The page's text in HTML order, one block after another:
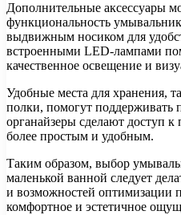
Дополнительные аксессуары
функциональность
выдвижным носиком для
встроенными LED-лампами
качественное освещение и
Удобные места для хранения,
полки, помогут поддерживать
органайзеры сделают доступ
более простым и удобным.
Таким образом, выбор
маленькой ванной следует
и возможностей оптимизации
комфортное и эстетичное